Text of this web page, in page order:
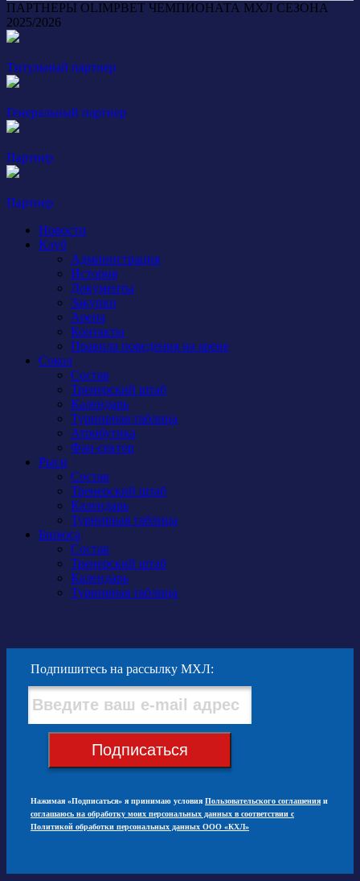
ПАРТНЕРЫ OLIMPBET ЧЕМПИОНАТА МХЛ СЕЗОНА
2025/2026
Титульный партнер
Генеральный партнер
Партнер
Партнер
Новости
Клуб
Администрация
История
Документы
Закупки
Арена
Контакты
Правила поведения на арене
Сокол
Состав
Тренерский штаб
Календарь
Турнирная таблица
Атрибутика
Фан-сектор
Рыси
Состав
Тренерский штаб
Календарь
Турнирная таблица
Бирюса
Состав
Тренерский штаб
Календарь
Турнирная таблица
Подпишитесь на рассылку МХЛ:
Подписаться
Нажимая «Подписаться» я принимаю условия Пользовательского соглашения и
соглашаюсь на обработку моих персональных данных в соответствии с
Политикой обработки персональных данных ООО «КХЛ»